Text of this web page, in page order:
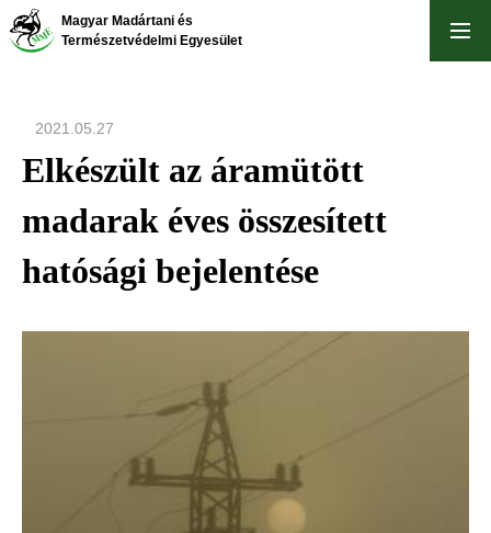
Ugrás
Magyar Madártani és
Természetvédelmi Egyesület
2021.05.27
Elkészült az áramütött
madarak éves összesített
hatósági bejelentése